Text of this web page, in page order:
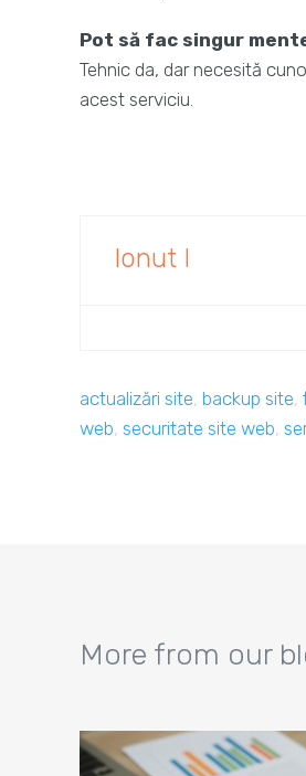
Pot să fac singur
Tehnic da, dar necesită
acest serviciu.
Ionut I
actualizări site, backup site,
web, securitate site web,
More from our